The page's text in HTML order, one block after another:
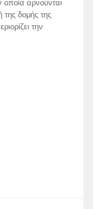
αρνούνται
της δομής της
την